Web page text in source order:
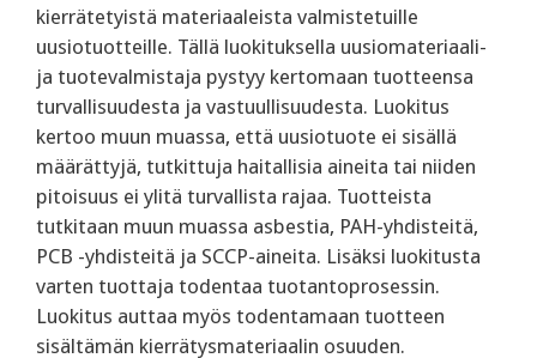
kierrätetyistä materiaaleista valmistetuille
uusiotuotteille. Tällä luokituksella uusiomateriaali-
ja tuotevalmistaja pystyy kertomaan tuotteensa
turvallisuudesta ja vastuullisuudesta. Luokitus
kertoo muun muassa, että uusiotuote ei sisällä
määrättyjä, tutkittuja haitallisia aineita tai niiden
pitoisuus ei ylitä turvallista rajaa. Tuotteista
tutkitaan muun muassa asbestia, PAH-yhdisteitä,
PCB -yhdisteitä ja SCCP-aineita. Lisäksi luokitusta
varten tuottaja todentaa tuotantoprosessin.
Luokitus auttaa myös todentamaan tuotteen
sisältämän kierrätysmateriaalin osuuden.